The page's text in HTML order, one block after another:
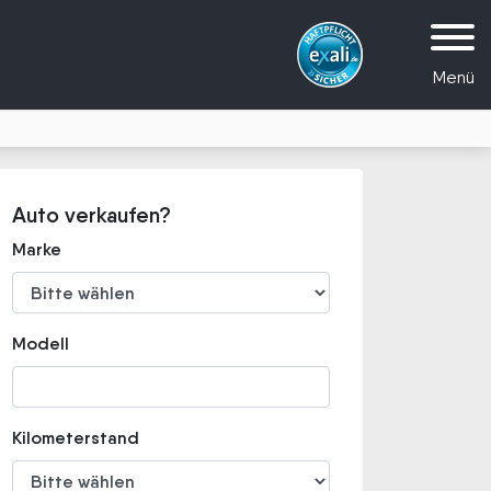
Menü
Auto verkaufen?
Marke
Modell
Kilometerstand